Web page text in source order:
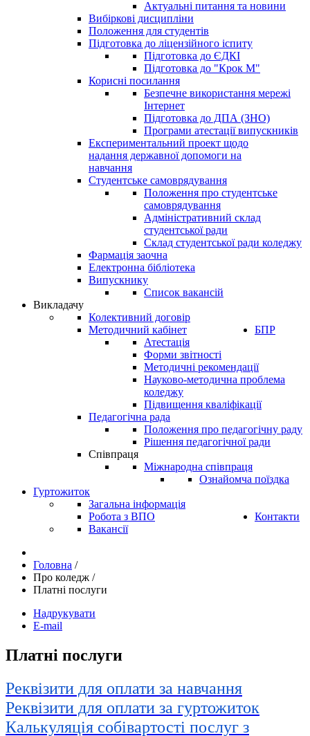
Актуальні питання та новини
Вибіркові дисципліни
Положення для студентів
Підготовка до ліцензійного іспиту
Підготовка до ЄДКІ
Підготовка до "Крок М"
Корисні посилання
Безпечне використання мережі
Інтернет
Підготовка до ДПА (ЗНО)
Програми атестації випускників
Експериментальний проект щодо
надання державної допомоги на
навчання
Студентське самоврядування
Положення про студентське
самоврядування
Адміністративний склад
студентської ради
Склад студентської ради коледжу
Фармація заочна
Електронна бібліотека
Випускнику
Список вакансій
Викладачу
Колективний договір
Методичний кабінет
Атестація
Форми звітності
Методичні рекомендації
Науково-методична проблема
коледжу
Підвищення кваліфікації
Педагогічна рада
Положення про педагогічну раду
Рішення педагогічної ради
Співпраця
Міжнародна співпраця
Ознайомча поїздка
БПР
Гуртожиток
Загальна інформація
Робота з ВПО
Контакти
Вакансії
Головна /
Про коледж /
Платні послуги
Надрукувати
E-mail
Платні послуги
Реквізити для оплати за навчання
Реквізити для оплати за гуртожиток
Калькуляція собівартості послуг з